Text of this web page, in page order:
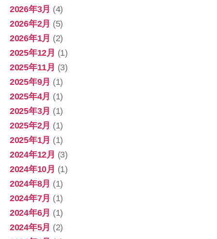
2026年3月 (4)
2026年2月 (5)
2026年1月 (2)
2025年12月 (1)
2025年11月 (3)
2025年9月 (1)
2025年4月 (1)
2025年3月 (1)
2025年2月 (1)
2025年1月 (1)
2024年12月 (3)
2024年10月 (1)
2024年8月 (1)
2024年7月 (1)
2024年6月 (1)
2024年5月 (2)